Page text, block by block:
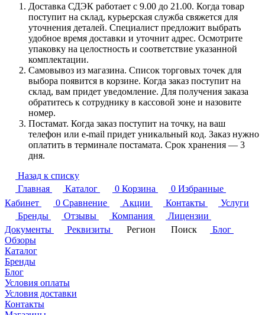
Доставка СДЭК работает с 9.00 до 21.00. Когда товар
поступит на склад, курьерская служба свяжется для
уточнения деталей. Специалист предложит выбрать
удобное время доставки и уточнит адрес. Осмотрите
упаковку на целостность и соответствие указанной
комплектации.
Самовывоз из магазина. Список торговых точек для
выбора появится в корзине. Когда заказ поступит на
склад, вам придет уведомление. Для получения заказа
обратитесь к сотруднику в кассовой зоне и назовите
номер.
Постамат. Когда заказ поступит на точку, на ваш
телефон или e-mail придет уникальный код. Заказ нужно
оплатить в терминале постамата. Срок хранения — 3
дня.
Назад к списку
Главная
Каталог 0 Корзина 0 Избранные
Кабинет
0 Сравнение Акции Контакты
Услуги
Бренды
Отзывы Компания
Лицензии
Документы
Реквизиты Регион Поиск
Блог
Обзоры
Каталог
Бренды
Блог
Условия оплаты
Условия доставки
Контакты